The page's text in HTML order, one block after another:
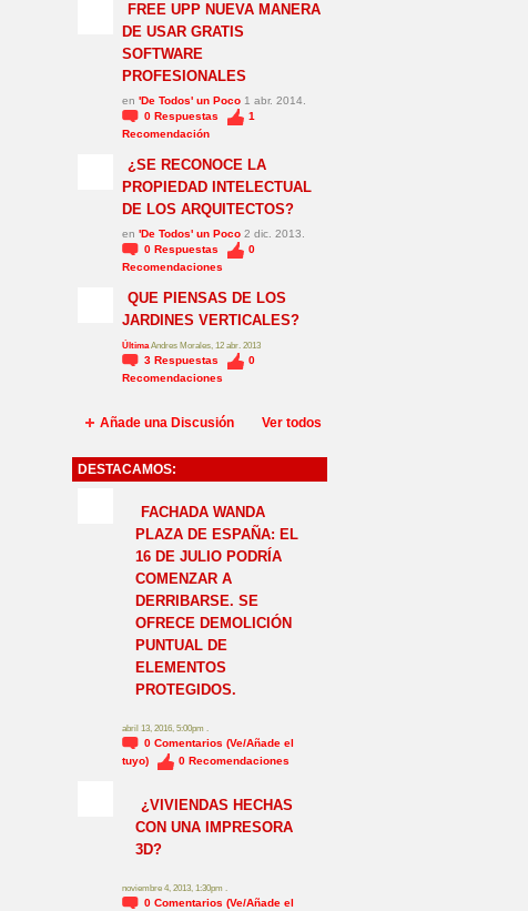
FREE UPP NUEVA MANERA
DE USAR GRATIS
SOFTWARE
PROFESIONALES
en 'De Todos' un Poco 1 abr. 2014.
0 Respuestas
1
Recomendación
¿SE RECONOCE LA
PROPIEDAD INTELECTUAL
DE LOS ARQUITECTOS?
en 'De Todos' un Poco 2 dic. 2013.
0 Respuestas
0
Recomendaciones
QUE PIENSAS DE LOS
JARDINES VERTICALES?
Última Andres Morales, 12 abr. 2013
3 Respuestas
0
Recomendaciones
Añade una Discusión Ver todos
DESTACAMOS:
FACHADA WANDA
PLAZA DE ESPAÑA: EL
16 DE JULIO PODRÍA
COMENZAR A
DERRIBARSE. SE
OFRECE DEMOLICIÓN
PUNTUAL DE
ELEMENTOS
PROTEGIDOS.
abril 13, 2016, 5:00pm .
0 Comentarios (Ve/Añade el
tuyo)
0 Recomendaciones
¿VIVIENDAS HECHAS
CON UNA IMPRESORA
3D?
noviembre 4, 2013, 1:30pm .
0 Comentarios (Ve/Añade el